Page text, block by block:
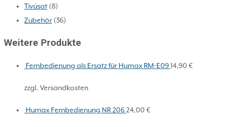
Tivúsat (8)
Zubehör (36)
Weitere Produkte
Fernbedienung als Ersatz für Humax RM-E0914,90 €
zzgl. Versandkosten
Humax Fernbedienung NR 20624,00 €